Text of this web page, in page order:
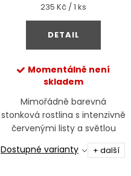
Měrná
cena:
235 Kč / 1 ks
DETAIL
Momentálně není
skladem
Mimořádně barevná
stonková rostlina s intenzivně
červenými listy a světlou
žilnatinou, určená jako
výrazný akcent do středu a
Dostupné varianty + další